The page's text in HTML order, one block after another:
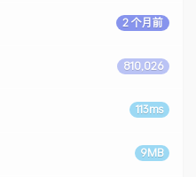
2 个月前
810,026
113ms
9MB